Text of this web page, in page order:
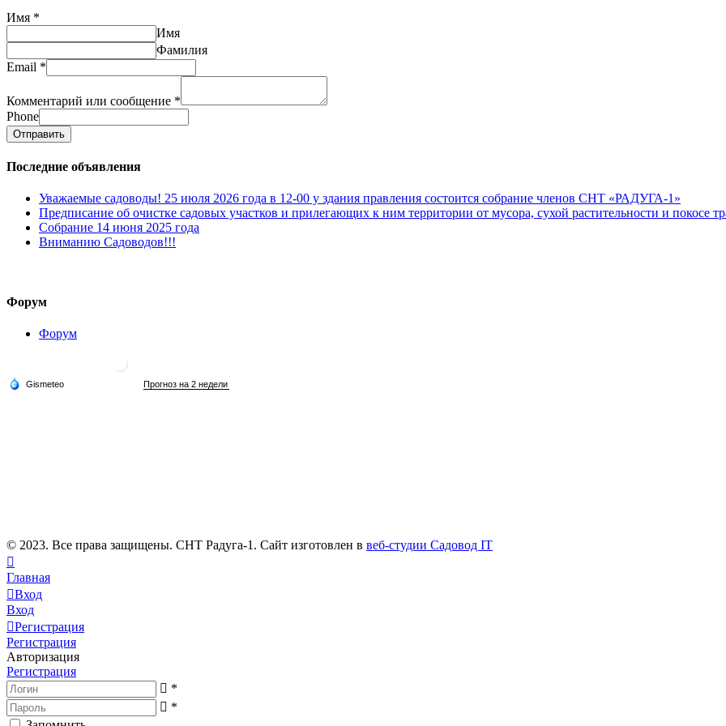
Имя *
Имя
Фамилия
Email *
Комментарий или сообщение *
Phone
Отправить
Последние объявления
Уважаемые садоводы! 25 июля 2026 года в 12-00 у здания правления состоится собрание членов СНТ «РАДУГА-1»
Предписание об очистке садовых участков и прилегающих к ним территории от мусора, сухой растительности и покосе
Собрание 14 июня 2025 года
Вниманию Садоводов!!!
Форум
Форум
© 2023. Все права защищены. СНТ Радуга-1. Сайт изготовлен в веб-студии Садовод IT
Главная
Вход
Вход
Регистрация
Регистрация
Авторизация
Регистрация
*
*